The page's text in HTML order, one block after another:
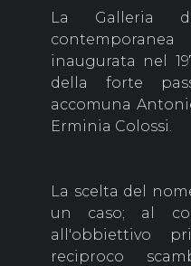
La Galleria
inaugurata nel
della forte
accomuna
Erminia Colossi.
La scelta del
un caso; al
all'obbiettivo
reciproco